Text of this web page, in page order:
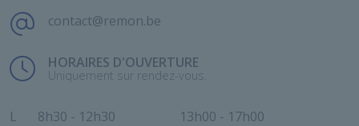
contact@remon.be
HORAIRES D'OUVERTURE
Uniquement sur rendez-vous.
L
8h30 - 12h30
13h00 - 17h00